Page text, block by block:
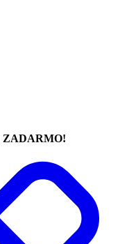
ZADARMO!